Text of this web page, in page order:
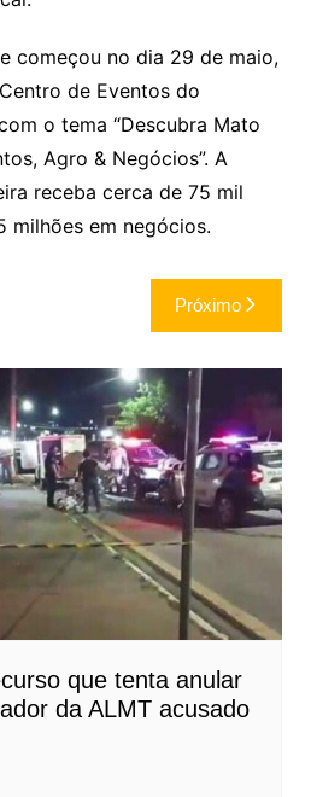
começou no dia 29 de maio,
de Eventos do
o tema “Descubra Mato
Agro & Negócios”. A
receba cerca de 75 mil
milhões em negócios.
Próximo
que tenta anular
da ALMT acusado